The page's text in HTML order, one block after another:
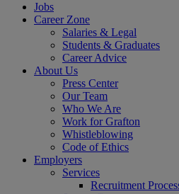
Jobs
Career Zone
Salaries & Legal
Students & Graduates
Career Advice
About Us
Press Center
Our Team
Who We Are
Work for Grafton
Whistleblowing
Code of Ethics
Employers
Services
Recruitment